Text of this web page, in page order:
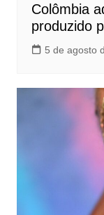
Colômbia
produzido
5 de agosto